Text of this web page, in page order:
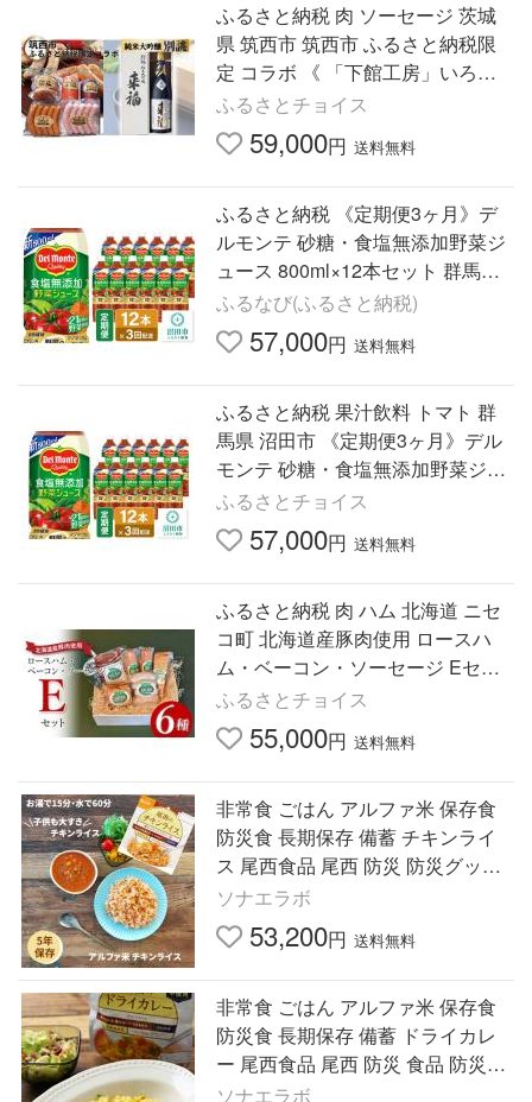
ふるさと納税 肉 ソーセージ 茨城
県 筑西市 筑西市 ふるさと納税限
定 コラボ 《 「下館工房」いろど
りセット & 純米大吟醸 別誂 》 日
本ハム 茨城県産 豚…
ふるさとチョイス
59,000円 送料無料
ふるさと納税 《定期便3ヶ月》デ
ルモンテ 砂糖・食塩無添加野菜ジ
ュース 800ml×12本セット 群馬県
沼田市製造製品 群馬県沼田市
ふるなび(ふるさと納税)
57,000円 送料無料
ふるさと納税 果汁飲料 トマト 群
馬県 沼田市 《定期便3ヶ月》デル
モンテ 砂糖・食塩無添加野菜ジュ
ース 800ml×12本セット 群馬県沼
田市製造製品 野菜セット …
ふるさとチョイス
57,000円 送料無料
ふるさと納税 肉 ハム 北海道 ニセ
コ町 北海道産豚肉使用 ロースハ
ム・ベーコン・ソーセージ Eセッ
ト（6種計約1640g）（ロースハム
ブロック、ベーコンブロッ…
ふるさとチョイス
55,000円 送料無料
非常食 ごはん アルファ米 保存食
防災食 長期保存 備蓄 チキンライ
ス 尾西食品 尾西 防災 防災グッズ
防災用品 賞味期限 5年 アルファ化
米 ご飯 5年保存
ソナエラボ
53,200円 送料無料
非常食 ごはん アルファ米 保存食
防災食 長期保存 備蓄 ドライカレ
ー 尾西食品 尾西 防災 食品 防災グ
ッズ 防災用品 賞味期限 5年 アルフ
ソナエラボ